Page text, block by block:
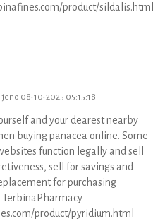
product/
08-10-2025 05:15:18
and your dearest nearby
buying panacea online. Some
function legally and sell
sell for savings and
for purchasing
product/pyridium.html